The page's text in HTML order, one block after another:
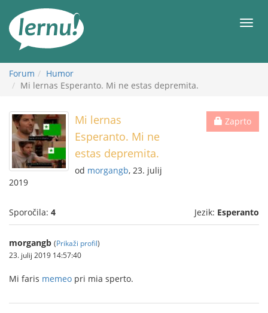
vsebini
Meni
Forum
Humor
Mi lernas Esperanto. Mi ne estas depremita.
Zaprto
Mi lernas
Esperanto. Mi ne
estas depremita.
od morgangb, 23. julij
2019
Sporočila: 4 Jezik: Esperanto
morgangb (Prikaži profil)
23. julij 2019 14:57:40
Mi faris memeo pri mia sperto.